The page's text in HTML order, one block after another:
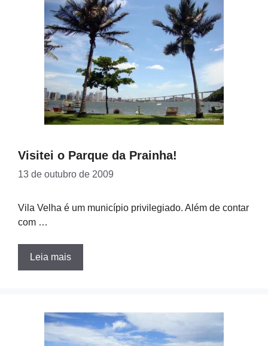
Visitei o Parque da Prainha!
13 de outubro de 2009
Vila Velha é um município privilegiado. Além de contar
com …
Leia mais